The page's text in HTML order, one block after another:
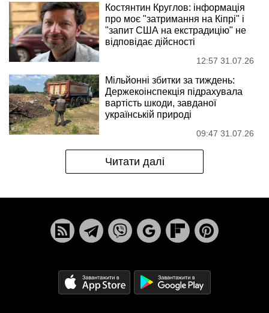
Костянтин Круглов: інформація
про моє "затримання на Кіпрі" і
"запит США на екстрадицію" не
відповідає дійсності
12:57 31.07.26
Мільйонні збитки за тиждень:
Держекоінспекція підрахувала
вартість шкоди, завданої
українській природі
09:47 31.07.26
Читати далі